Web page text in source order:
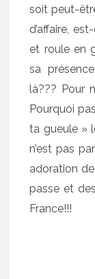
soit peut-
d’affaire,
et roule en
sa
là??? Pour
Pourquoi
ta gueule »
n’est pas
adoration
passe et
France!!!